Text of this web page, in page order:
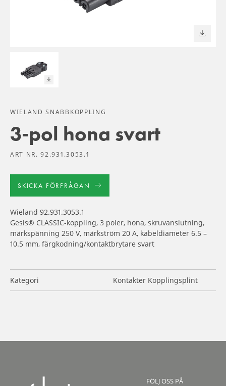
WIELAND SNABBKOPPLING
3-pol hona svart
ART NR. 92.931.3053.1
SKICKA FÖRFRÅGAN
Wieland 92.931.3053.1
Gesis® CLASSIC-koppling, 3 poler, hona, skruvanslutning,
märkspänning 250 V, märkström 20 A, kabeldiameter 6.5 –
10.5 mm, färgkodning/kontaktbrytare svart
Kategori Kontakter Kopplingsplint
FÖLJ OSS PÅ